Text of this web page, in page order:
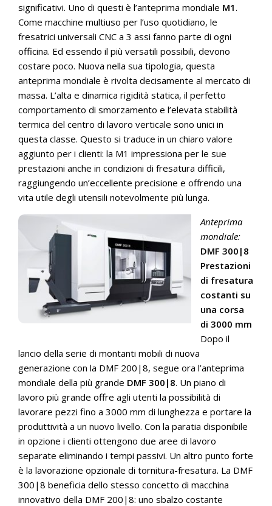
significativi. Uno di questi è l’anteprima mondiale M1.
Come macchine multiuso per l’uso quotidiano, le
fresatrici universali CNC a 3 assi fanno parte di ogni
officina. Ed essendo il più versatili possibili, devono
costare poco. Nuova nella sua tipologia, questa
anteprima mondiale è rivolta decisamente al mercato di
massa. L’alta e dinamica rigidità statica, il perfetto
comportamento di smorzamento e l’elevata stabilità
termica del centro di lavoro verticale sono unici in
questa classe. Questo si traduce in un chiaro valore
aggiunto per i clienti: la M1 impressiona per le sue
prestazioni anche in condizioni di fresatura difficili,
raggiungendo un’eccellente precisione e offrendo una
vita utile degli utensili notevolmente più lunga.
Anteprima
mondiale:
DMF 300|8
Prestazioni
di fresatura
costanti su
una corsa
di 3000 mm
Dopo il
lancio della serie di montanti mobili di nuova
generazione con la DMF 200|8, segue ora l’anteprima
mondiale della più grande DMF 300|8. Un piano di
lavoro più grande offre agli utenti la possibilità di
lavorare pezzi fino a 3000 mm di lunghezza e portare la
produttività a un nuovo livello. Con la paratia disponibile
in opzione i clienti ottengono due aree di lavoro
separate eliminando i tempi passivi. Un altro punto forte
è la lavorazione opzionale di tornitura-fresatura. La DMF
300|8 beneficia dello stesso concetto di macchina
innovativo della DMF 200|8: uno sbalzo costante